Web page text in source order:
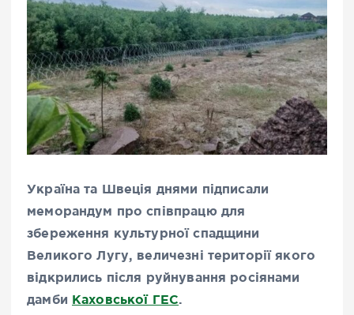
Україна та Швеція днями підписали
меморандум про співпрацю для
збереження культурної спадщини
Великого Лугу, величезні території якого
відкрились після руйнування росіянами
дамби Каховської ГЕС.